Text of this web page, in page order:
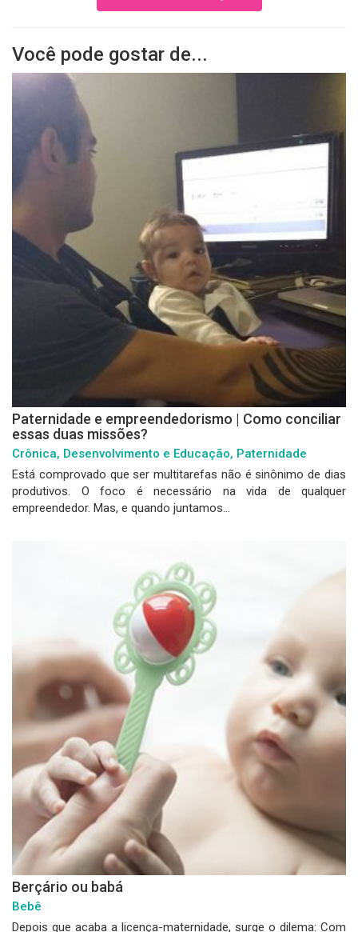
Você pode gostar de...
Paternidade e empreendedorismo | Como conciliar
essas duas missões?
Crônica, Desenvolvimento e Educação, Paternidade
Está comprovado que ser multitarefas não é sinônimo de dias
produtivos. O foco é necessário na vida de qualquer
empreendedor. Mas, e quando juntamos...
Berçário ou babá
Bebê
Depois que acaba a licença-maternidade, surge o dilema: Com